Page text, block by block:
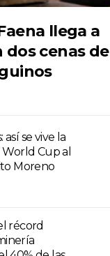
llega a
dos cenas de
se vive la
Cup al
Moreno
récord